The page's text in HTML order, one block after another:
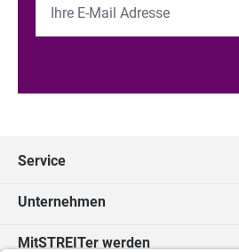
Service
Unternehmen
MitSTREITer werden